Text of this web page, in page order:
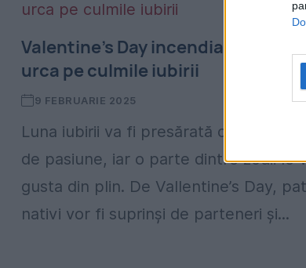
Valentine’s Day incendiar. Patru
urca pe culmile iubirii
9 FEBRUARIE 2025
Luna iubirii va fi presărată cu
de pasiune, iar o parte dintre zodii le
gusta din plin. De Vallentine’s Day,
nativi vor fi suprinși de parteneri și...